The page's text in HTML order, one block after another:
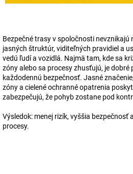
Bezpečné trasy v spoločnosti nevznikajú
jasných štruktúr, viditeľných pravidiel a
vedú ľudí a vozidlá. Najmä tam, kde sa
zóny alebo sa procesy zhusťujú, je dobré
každodennú bezpečnosť. Jasné
zóny a cielené ochranné opatrenia
zabezpečujú, že pohyb zostane pod
Výsledok: menej rizík, vyššia bezpečnosť
procesy.